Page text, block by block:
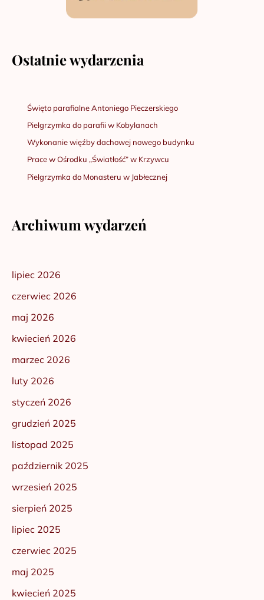
Ostatnie wydarzenia
Święto parafialne Antoniego Pieczerskiego
Pielgrzymka do parafii w Kobylanach
Wykonanie więźby dachowej nowego budynku
Prace w Ośrodku „Światłość” w Krzywcu
Pielgrzymka do Monasteru w Jabłecznej
Archiwum wydarzeń
lipiec 2026
czerwiec 2026
maj 2026
kwiecień 2026
marzec 2026
luty 2026
styczeń 2026
grudzień 2025
listopad 2025
październik 2025
wrzesień 2025
sierpień 2025
lipiec 2025
czerwiec 2025
maj 2025
kwiecień 2025